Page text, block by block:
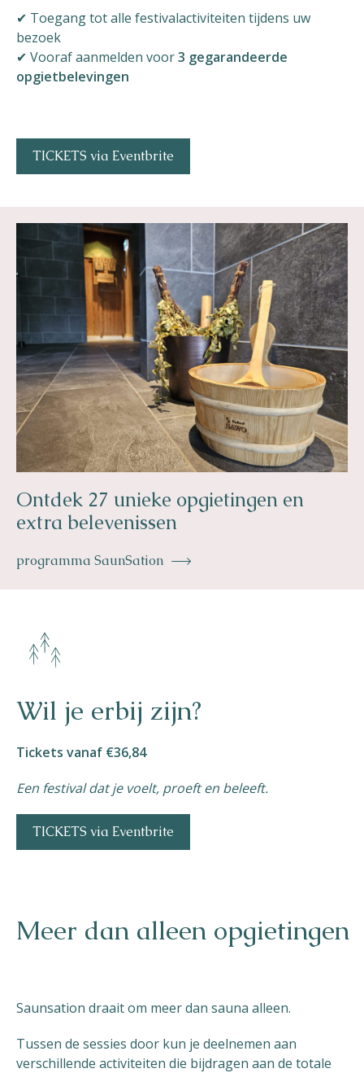
✔ Toegang tot alle festivalactiviteiten tijdens uw
bezoek
✔ Vooraf aanmelden voor3 gegarandeerde
opgietbelevingen
TICKETS via Eventbrite
Ontdek 27 unieke opgietingen en
extra belevenissen
programma SaunSation
Wil je erbij zijn?
Tickets vanaf €36,84
Een festival dat je voelt, proeft en beleeft.
TICKETS via Eventbrite
Meer dan alleen opgietingen
Saunsation draait om meer dan sauna alleen.
Tussen de sessies door kun je deelnemen aan
verschillende activiteiten die bijdragen aan de totale